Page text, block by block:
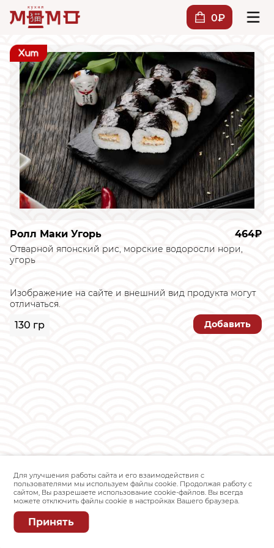
0₽
Ролл Маки Угорь 464₽
Отварной японский рис, морские водоросли нори,
угорь
Изображение на сайте и внешний вид продукта могут
отличаться.
130 гр Добавить
Для улучшения работы сайта и его взаимодействия с
пользователями мы используем файлы cookie. Продолжая работу с
сайтом, Вы разрешаете использование cookie-файлов. Вы всегда
можете отключить файлы cookie в настройках Вашего браузера.
Принять